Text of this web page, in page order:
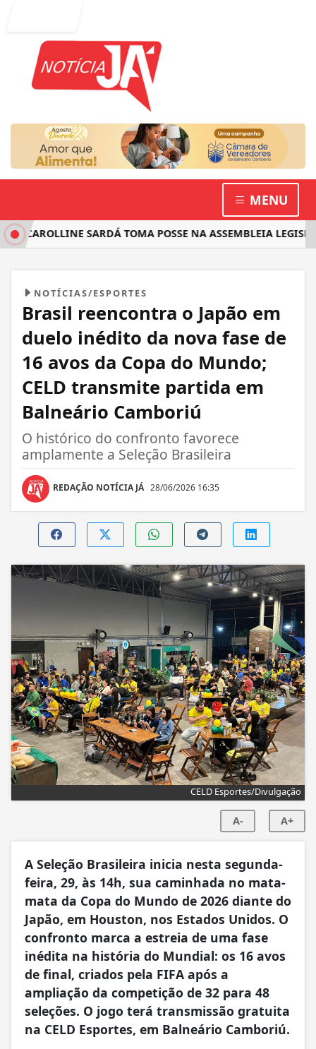
MENU
SARDÁ TOMA POSSE NA ASSEMBLEIA
NOTÍCIAS/ESPORTES
Brasil reencontra o Japão em
duelo inédito da nova fase de
16 avos da Copa do Mundo;
CELD transmite partida em
Balneário Camboriú
O histórico do confronto favorece
amplamente a Seleção Brasileira
REDAÇÃO NOTÍCIA JÁ 28/06/2026 16:35
CELD Esportes/Divulgação
A- A+
A Seleção Brasileira inicia nesta segunda-
feira, 29, às 14h, sua caminhada no mata-
mata da Copa do Mundo de 2026 diante do
Japão, em Houston, nos Estados Unidos. O
confronto marca a estreia de uma fase
inédita na história do Mundial: os 16 avos
de final, criados pela FIFA após a
ampliação da competição de 32 para 48
seleções. O jogo terá transmissão gratuita
na CELD Esportes, em Balneário Camboriú.